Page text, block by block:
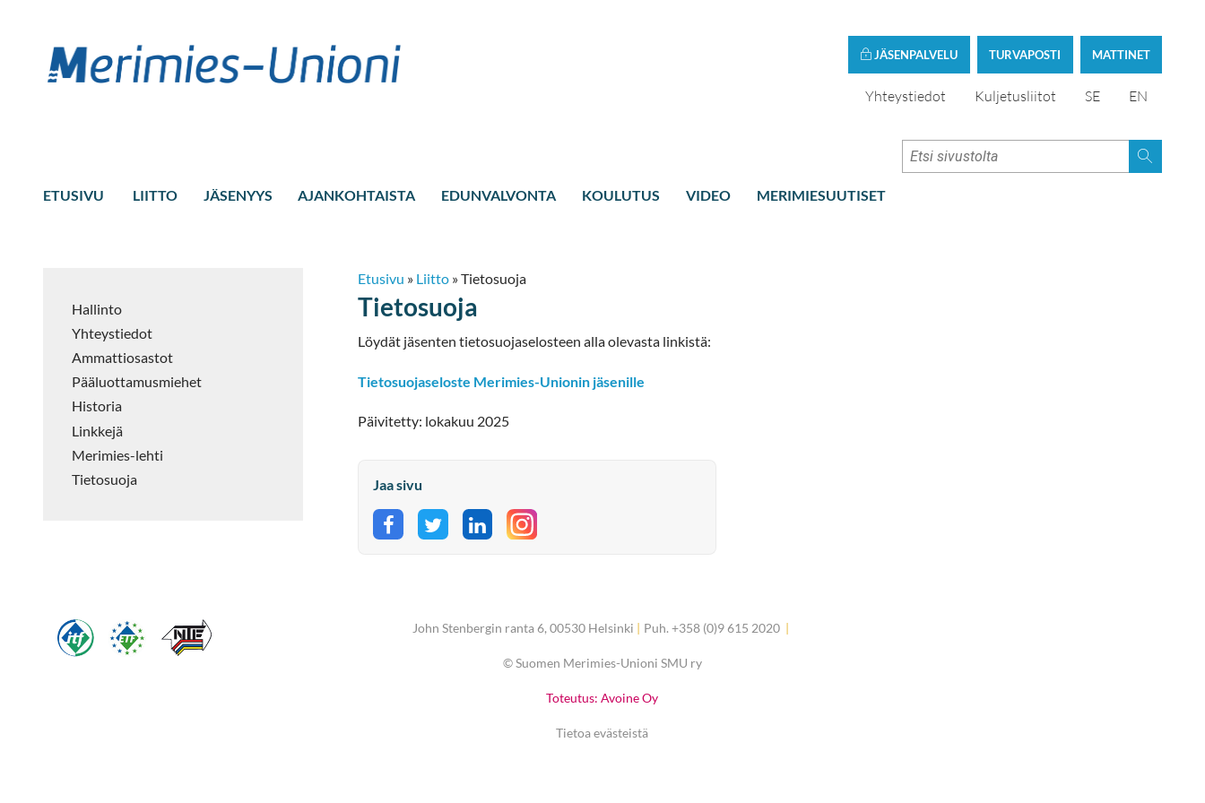
MATTINET
TURVAPOSTI
JÄSENPALVELU
Yhteystiedot Kuljetusliitot SE EN
ETUSIVU LIITTO JÄSENYYS AJANKOHTAISTA EDUNVALVONTA KOULUTUS VIDEO MERIMIESUUTISET
Hallinto
Yhteystiedot
Ammattiosastot
Pääluottamusmiehet
Historia
Linkkejä
Merimies-lehti
Tietosuoja
Etusivu » Liitto »Tietosuoja
Tietosuoja
Löydät jäsenten tietosuojaselosteen alla olevasta linkistä:
Tietosuojaseloste Merimies-Unionin jäsenille
Päivitetty: lokakuu 2025
Jaa sivu
Jaa Facebookissa
Jaa Twitterissä
Jaa LinkedInissä
John Stenbergin ranta 6, 00530 Helsinki | Puh. +358 (0)9 615 2020 |
©Suomen Merimies-Unioni SMU ry
Toteutus: Avoine Oy
Tietoa evästeistä